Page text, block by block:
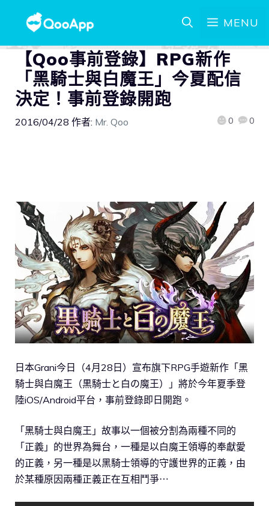
MENU
【Qoo事前登錄】RPG新作
「黑騎士與白魔王」今夏配信
決定！事前登錄開跑
2016/04/28 作者: Mr. Qoo 0 0
日本Grani今日（4月28日）宣布旗下RPG手遊新作「黑
騎士與白魔王（黒騎士と白の魔王）」將於今年夏季登
陸iOS/Android平台，事前登錄即日開跑。
「黑騎士與白魔王」故事以一個被分割為兩種不同的
「正義」的世界為舞台，一種是以白魔王領導的奉獻愛
的正義，另一種是以黑騎士領導的守護世界的正義，由
於某種原因兩種正義正在互相鬥爭⋯